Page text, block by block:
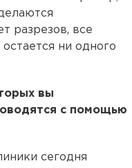
разрезов, все
ни одного
вы
с помощью
сегодня